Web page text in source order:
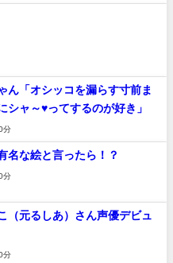
ん「オシッコを漏らす寸前ま
シャ～♥ってするのが好き」
分
名な絵と言ったら！？
分
（元るしあ）さん声優デビュ
分